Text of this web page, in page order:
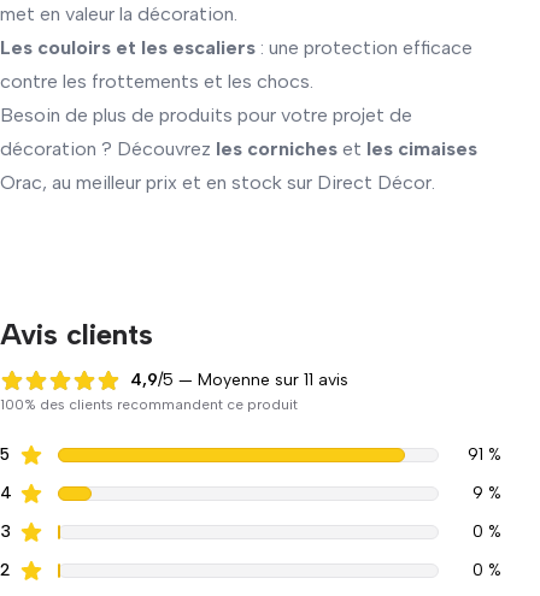
met en valeur la décoration.
Les couloirs et les escaliers : une protection efficace
contre les frottements et les chocs.
Besoin de plus de produits pour votre projet de
décoration ? Découvrez les corniches et les cimaises
Orac, au meilleur prix et en stock sur Direct Décor.
Avis clients
4,9 sur 5
4,9/5 — Moyenne sur 11 avis
100% des clients recommandent ce produit
5
91 %
4
9 %
3
0 %
2
0 %